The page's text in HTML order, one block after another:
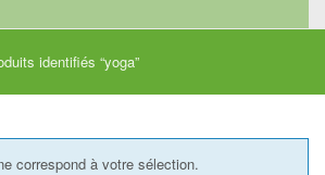
identifiés “yoga”
correspond à votre sélection.